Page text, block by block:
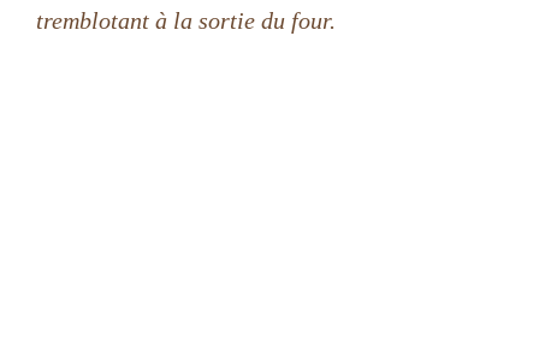
tremblotant à la sortie du four.